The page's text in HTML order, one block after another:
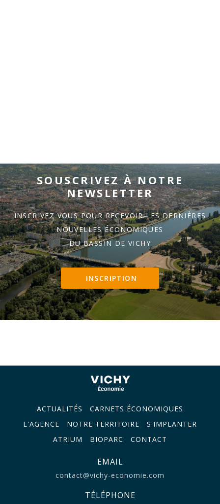
SOUSCRIVEZ À NOTRE
NEWSLETTER
INSCRIVEZ VOUS POUR RECEVOIR LES DERNIÈRES
NOUVELLES ÉCONOMIQUES
DU BASSIN DE VICHY
INSCRIPTION
ACTUALITÉS
CARNETS ÉCONOMIQUES
L'AGENCE
NOTRE TERRITOIRE
S'IMPLANTER
ATRIUM
BIOPARC CONTACT
EMAIL
contact@vichy-economie.com
TÉLÉPHONE